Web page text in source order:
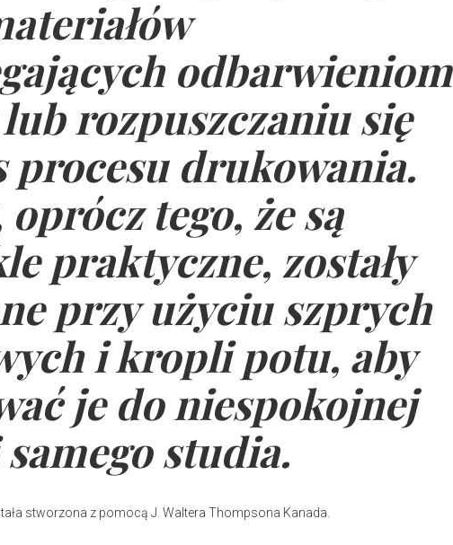
odbarwieniom
rozpuszczaniu się
procesu drukowania.
tego, że są
praktyczne, zostały
przy użyciu szprych
i kropli potu, aby
je do niespokojnej
studia.
stworzona z pomocą J. Waltera Thompsona Kanada.